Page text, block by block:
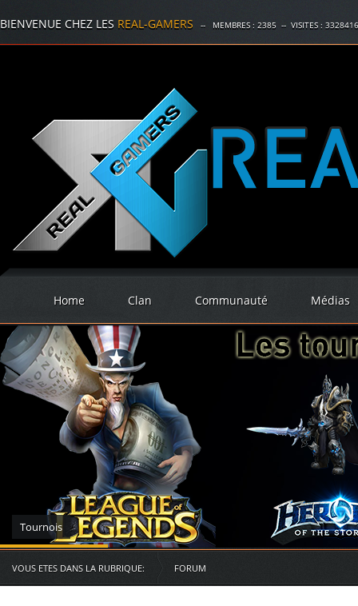
BIENVENUE CHEZ LES REAL-GAMERS -- MEMBRES : 2385 -- VISITES : 3328416
Home Clan Communauté Médias
Serveurs des RG
VOUS ETES DANS LA RUBRIQUE: FORUM